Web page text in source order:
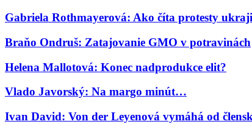
Gabriela Rothmayerová: Ako číta protesty
Braňo Ondruš: Zatajovanie GMO v potravinách
Helena Mallotová: Konec nadprodukce elit?
Vlado Javorský: Na margo minút…
Ivan David: Von der Leyenová vymáhá od